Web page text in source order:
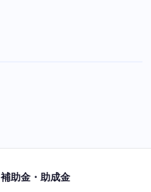
補助金・助成金